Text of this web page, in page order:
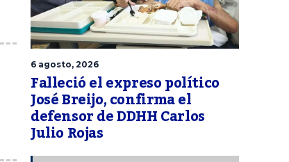
6 agosto, 2026
Falleció el expreso político
José Breijo, confirma el
defensor de DDHH Carlos
Julio Rojas